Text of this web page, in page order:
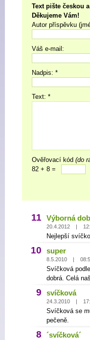
Text pište českou
Děkujeme Vám!
Autor příspěvku
Váš e-mail:
Nadpis: *
Text: *
Ověřovací kód (do
82 + 8 =
11 Výborná
20.4.2012 |
Nejlepší
10 super
8.5.2010 |
Svíčková
dobrá. Celá
9 svíčková
24.3.2010 |
Svíčková se
pečeně.
8 ´svíčková´